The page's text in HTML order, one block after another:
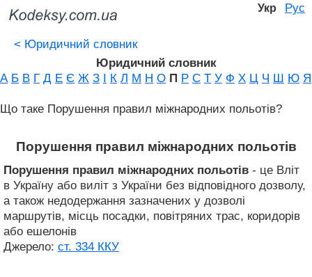
Укр Рус
< Юридичний словник
Юридичний словник
А Б В Г Д Е Є Ж З І К Л М Н О П Р С Т У Ф Х Ц Ч Ш Ю Я
Що таке Порушення правил міжнародних польотів?
Порушення правил міжнародних польотів
Порушення правил міжнародних польотів - це Вліт
в Україну або виліт з України без відповідного дозволу,
а також недодержання зазначених у дозволі
маршрутів, місць посадки, повітряних трас, коридорів
або ешелонів
Джерело: ст. 334 ККУ